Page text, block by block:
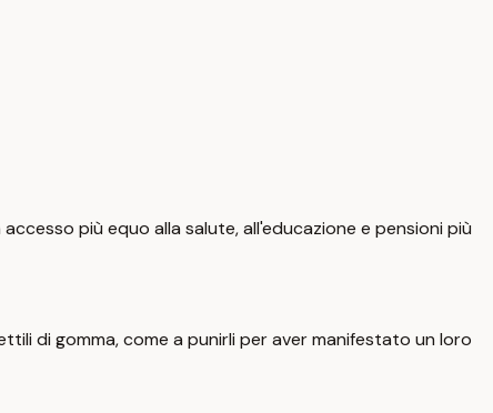
più equo alla salute, all'educazione e pensioni più
di gomma, come a punirli per aver manifestato un loro